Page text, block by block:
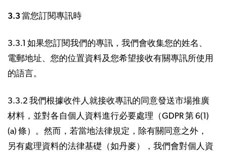
3.3 當您訂閱專訊時
3.3.1 如果您訂閱我們的專訊，我們會收集您的姓名、
電郵地址、您的位置資料及您希望接收有關專訊所使用
的語言。
3.3.2 我們根據收件人就接收專訊的同意發送市場推廣
材料，並對各自個人資料進行必要處理（GDPR 第 6(1)
(a) 條）。然而，若當地法律規定，除有關同意之外，
另有處理資料的法律基礎（如丹麥），我們會對個人資